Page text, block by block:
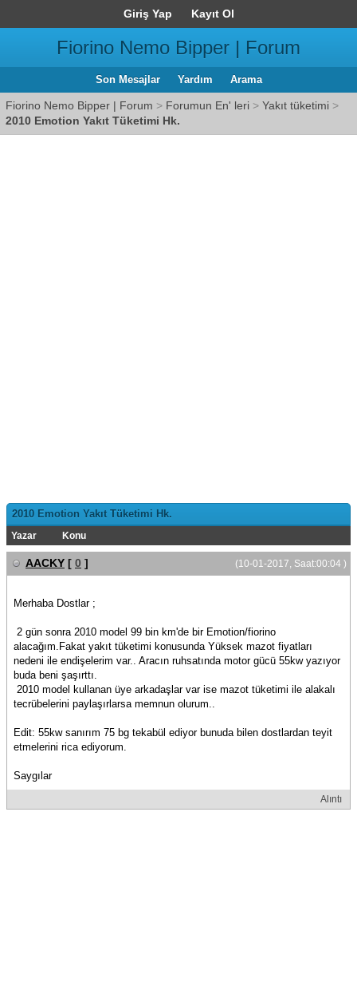
Giriş Yap Kayıt Ol
Fiorino Nemo Bipper | Forum
Son Mesajlar Yardım Arama
Fiorino Nemo Bipper | Forum > Forumun En' leri > Yakıt tüketimi >
2010 Emotion Yakıt Tüketimi Hk.
2010 Emotion Yakıt Tüketimi Hk.
Yazar Konu
(10-01-2017, Saat:00:04 )
AACKY [ 0 ]
Merhaba Dostlar ;
2 gün sonra 2010 model 99 bin km'de bir Emotion/fiorino
alacağım.Fakat yakıt tüketimi konusunda Yüksek mazot fiyatları
nedeni ile endişelerim var.. Aracın ruhsatında motor gücü 55kw yazıyor
buda beni şaşırttı.
2010 model kullanan üye arkadaşlar var ise mazot tüketimi ile alakalı
tecrübelerini paylaşırlarsa memnun olurum..
Edit: 55kw sanırım 75 bg tekabül ediyor bunuda bilen dostlardan teyit
etmelerini rica ediyorum.
Saygılar
Alıntı